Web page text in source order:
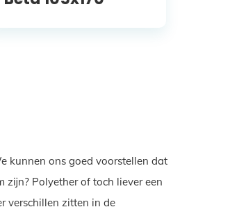
kunnen ons goed voorstellen dat
Polyether of toch liever een
verschillen zitten in de